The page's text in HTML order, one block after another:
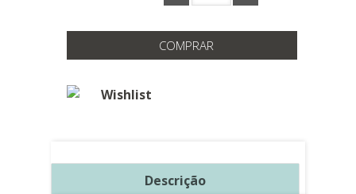
COMPRAR
Wishlist
Descrição